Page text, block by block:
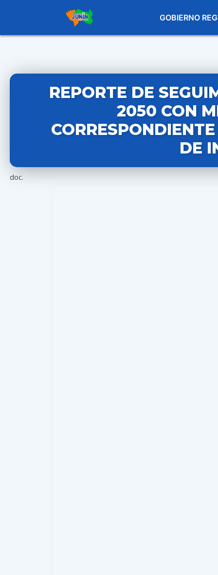
GOBIERNO
REPORTE DE
2050 CON
DE
doc.